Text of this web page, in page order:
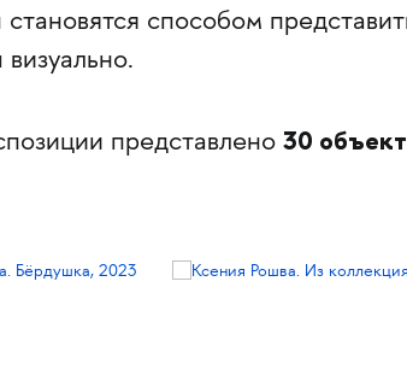
становятся способом
представлено 30